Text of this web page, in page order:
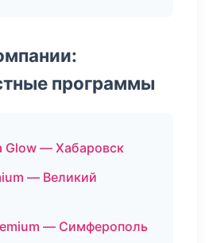
программы
Glow — Хабаровск
— Великий
— Симферополь